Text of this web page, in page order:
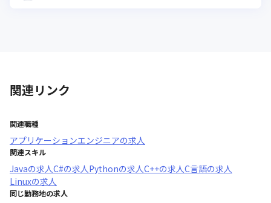
関連リンク
関連職種
アプリケーションエンジニアの求人
関連スキル
Javaの求人C#の求人Pythonの求人C++の求人C言語の求人
Linuxの求人
同じ勤務地の求人